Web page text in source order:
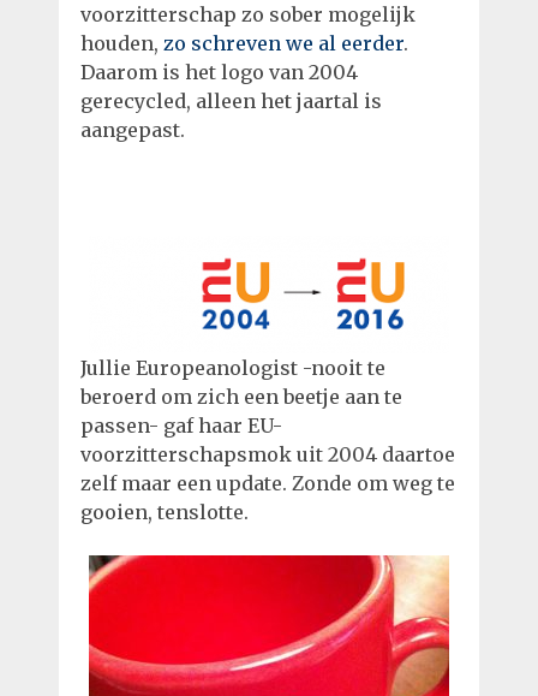
voorzitterschap zo sober mogelijk
houden, zo schreven we al eerder.
Daarom is het logo van 2004
gerecycled, alleen het jaartal is
aangepast.
Jullie Europeanologist -nooit te
beroerd om zich een beetje aan te
passen- gaf haar EU-
voorzitterschapsmok uit 2004 daartoe
zelf maar een update. Zonde om weg te
gooien, tenslotte.